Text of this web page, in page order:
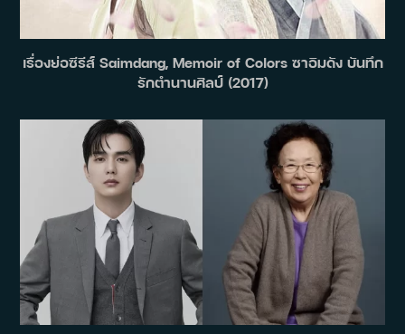
เรื่องย่อซีรีส์ Saimdang, Memoir of Colors ซาอิมดัง บันทึก
รักตำนานศิลป์ (2017)